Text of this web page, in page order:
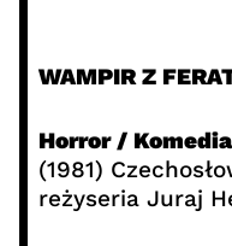
WAMPIR Z
Horror / Komedia
(1981)
reżyseria Juraj